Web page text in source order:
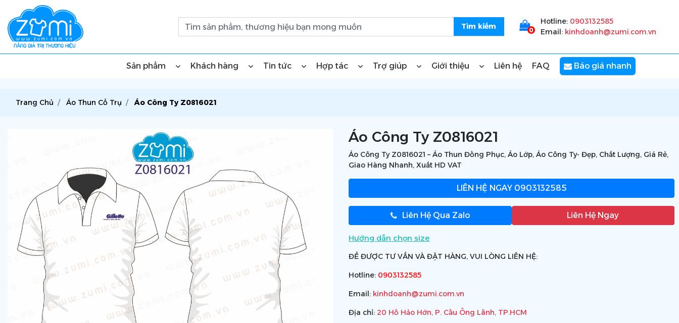
0
Hotline: 0903132585
Email: kinhdoanh@zumi.com.vn
Sản phẩm Khách hàng Tin tức Hợp tác Trợ giúp Giới thiệu Liên hệ FAQ Báo giá nhanh
Trang Chủ Áo Thun Cổ Trụ Áo Công Ty Z0816021
Áo Công Ty Z0816021
Áo Công Ty Z0816021 – Áo Thun Đồng Phục, Áo Lớp, Áo Công Ty- Đẹp, Chất Lượng, Giá Rẻ,
Giao Hàng Nhanh, Xuất HD VAT
LIÊN HỆ NGAY0903132585
Liên Hệ Qua Zalo Liên Hệ Ngay
Hướng dẫn chọn size
ĐỂ ĐƯỢC TƯ VẤN VÀ ĐẶT HÀNG, VUI LÒNG LIÊN HỆ:
Hotline: 0903132585
Email: kinhdoanh@zumi.com.vn
Địa chỉ: 20 Hồ Hảo Hớn, P. Cầu Ông Lãnh, TP.HCM